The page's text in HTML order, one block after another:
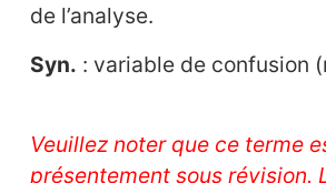
de l’analyse.
Syn. : variable de confusion
Veuillez noter que ce terme
présentement sous révision.